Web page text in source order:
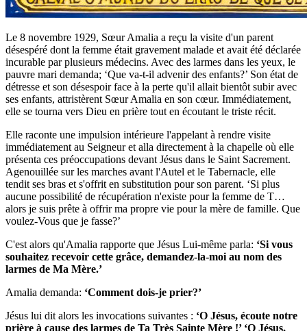
Le 8 novembre 1929, Sœur Amalia a reçu la visite d'un parent
désespéré dont la femme était gravement malade et avait été déclarée
incurable par plusieurs médecins. Avec des larmes dans les yeux, le
pauvre mari demanda; ‘Que va-t-il advenir des enfants?’ Son état de
détresse et son désespoir face à la perte qu'il allait bientôt subir avec
ses enfants, attristèrent Sœur Amalia en son cœur. Immédiatement,
elle se tourna vers Dieu en prière tout en écoutant le triste récit.
Elle raconte une impulsion intérieure l'appelant à rendre visite
immédiatement au Seigneur et alla directement à la chapelle où elle
présenta ces préoccupations devant Jésus dans le Saint Sacrement.
Agenouillée sur les marches avant l'Autel et le Tabernacle, elle
tendit ses bras et s'offrit en substitution pour son parent. ‘Si plus
aucune possibilité de récupération n'existe pour la femme de T…
alors je suis prête à offrir ma propre vie pour la mère de famille. Que
voulez-Vous que je fasse?’
C'est alors qu'Amalia rapporte que Jésus Lui-même parla: ‘Si vous
souhaitez recevoir cette grâce, demandez-la-moi au nom des
larmes de Ma Mère.’
Amalia demanda: ‘Comment dois-je prier?’
Jésus lui dit alors les invocations suivantes : ‘O Jésus, écoute notre
prière à cause des larmes de Ta Très Sainte Mère !’ ‘O Jésus,